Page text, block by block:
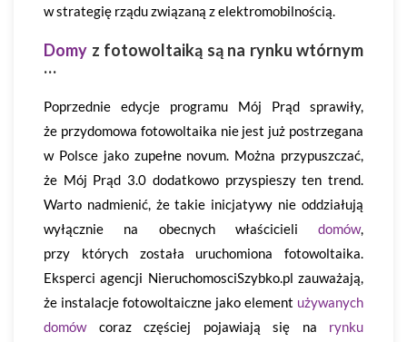
w strategię rządu związaną z elektromobilnością.
Domy z fotowoltaiką są na rynku wtórnym
…
Poprzednie edycje programu Mój Prąd sprawiły,
że przydomowa fotowoltaika nie jest już postrzegana
w Polsce jako zupełne novum. Można przypuszczać,
że Mój Prąd 3.0 dodatkowo przyspieszy ten trend.
Warto nadmienić, że takie inicjatywy nie oddziałują
wyłącznie na obecnych właścicieli domów,
przy których została uruchomiona fotowoltaika.
Eksperci agencji NieruchomosciSzybko.pl zauważają,
że instalacje fotowoltaiczne jako element używanych
domówcoraz częściej pojawiają się na rynku